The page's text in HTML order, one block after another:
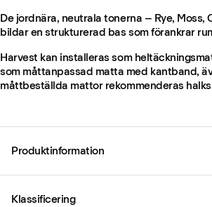
De jordnära, neutrala tonerna – Rye, Moss,
bildar en strukturerad bas som förankrar
Harvest kan installeras som
som måttanpassad matta med kantband,
måttbeställda mattor rekommenderas
Produktinformation
Klassificering